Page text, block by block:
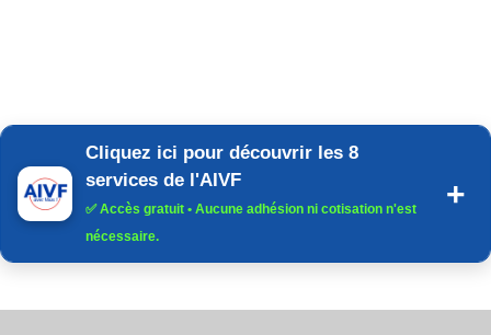
Cliquez ici pour découvrir les 8
services de l'AIVF
✅Accès gratuit • Aucune adhésion ni cotisation n'est
nécessaire.